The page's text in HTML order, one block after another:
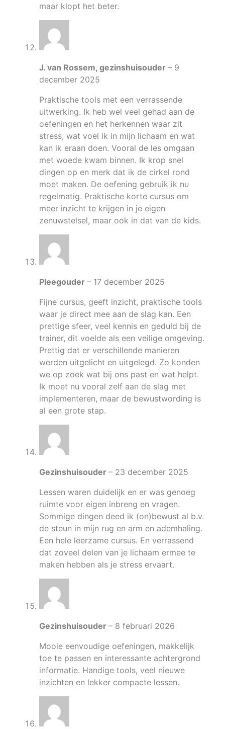
maar klopt het beter.
J. van Rossem, gezinshuisouder – 9
december 2025
Praktische tools met een verrassende
uitwerking. Ik heb wel veel gehad aan de
oefeningen en het herkennen waar zit
stress, wat voel ik in mijn lichaam en wat
kan ik eraan doen. Vooral de les omgaan
met woede kwam binnen. Ik krop snel
dingen op en merk dat ik de cirkel rond
moet maken. De oefening gebruik ik nu
regelmatig. Praktische korte cursus om
meer inzicht te krijgen in je eigen
zenuwstelsel, maar ook in dat van de kids.
Pleegouder – 17 december 2025
Fijne cursus, geeft inzicht, praktische tools
waar je direct mee aan de slag kan. Een
prettige sfeer, veel kennis en geduld bij de
trainer, dit voelde als een veilige omgeving.
Prettig dat er verschillende manieren
werden uitgelicht en uitgelegd. Zo konden
we op zoek wat bij ons past en wat helpt.
Ik moet nu vooral zelf aan de slag met
implementeren, maar de bewustwording is
al een grote stap.
Gezinshuisouder – 23 december 2025
Lessen waren duidelijk en er was genoeg
ruimte voor eigen inbreng en vragen.
Sommige dingen deed ik (on)bewust al b.v.
de steun in mijn rug en arm en ademhaling.
Een hele leerzame cursus. En verrassend
dat zoveel delen van je lichaam ermee te
maken hebben als je stress ervaart.
Gezinshuisouder – 8 februari 2026
Mooie eenvoudige oefeningen, makkelijk
toe te passen en interessante achtergrond
informatie. Handige tools, veel nieuwe
inzichten en lekker compacte lessen.